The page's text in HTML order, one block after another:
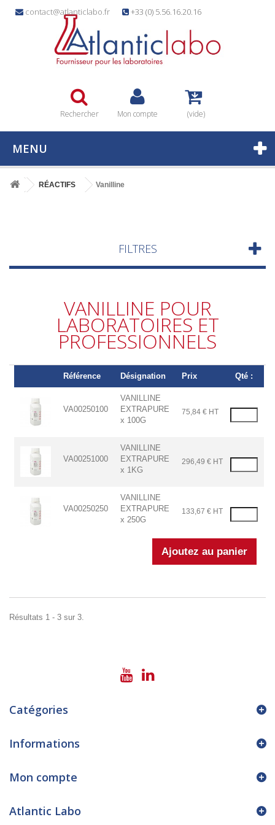
contact@atlanticlabo.fr +33 (0) 5.56.16.20.16
Rechercher Mon compte (vide)
MENU
RÉACTIFS Vanilline
FILTRES
VANILLINE POUR
LABORATOIRES ET
PROFESSIONNELS
Référence Désignation Prix Qté :
VA00250100
VANILLINE
EXTRAPURE
x 100G
75,84 € HT
VA00251000
VANILLINE
EXTRAPURE
x 1KG
296,49 € HT
VA00250250
VANILLINE
EXTRAPURE
x 250G
133,67 € HT
Résultats 1 - 3 sur 3.
Catégories
Informations
Mon compte
Atlantic Labo